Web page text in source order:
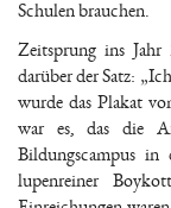
Schulen brauchen.
Zeitsprung ins
darüber der Satz:
wurde das Plakat
war es, das die
Bildungscampus in
lupenreiner